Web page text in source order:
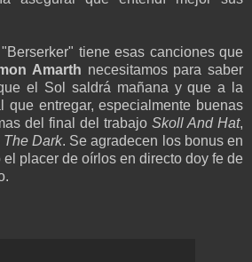
tiene esas canciones que
Amarth necesitamos para saber
el Sol saldrá mañana y que a la
que entregar, especialmente buenas
del final del trabajo Skoll And Hat,
The Dark. Se agradecen los bonus en
placer de oírlos en directo doy fe de